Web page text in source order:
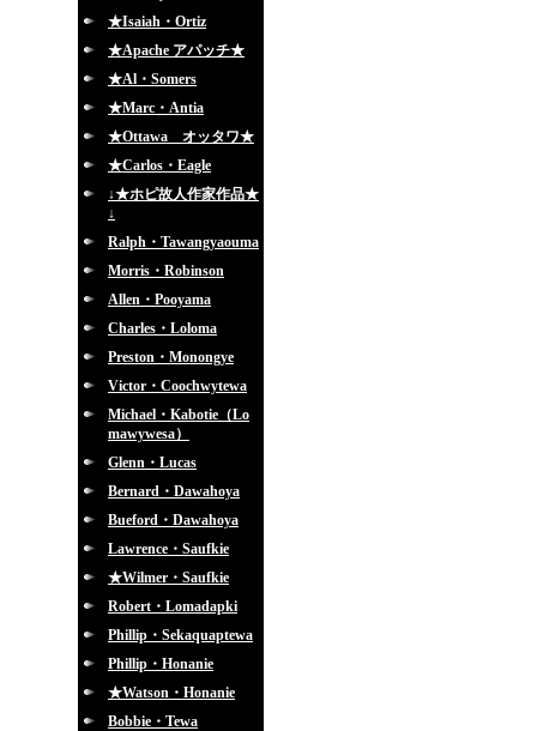
★Isaiah・Ortiz
★Apache アパッチ★
★Al・Somers
★Marc・Antia
★Ottawa オッタワ★
★Carlos・Eagle
↓★ホピ故人作家作品★
↓
Ralph・Tawangyaouma
Morris・Robinson
Allen・Pooyama
Charles・Loloma
Preston・Monongye
Victor・Coochwytewa
Michael・Kabotie（Lo
mawywesa）
Glenn・Lucas
Bernard・Dawahoya
Bueford・Dawahoya
Lawrence・Saufkie
★Wilmer・Saufkie
Robert・Lomadapki
Phillip・Sekaquaptewa
Phillip・Honanie
★Watson・Honanie
Bobbie・Tewa